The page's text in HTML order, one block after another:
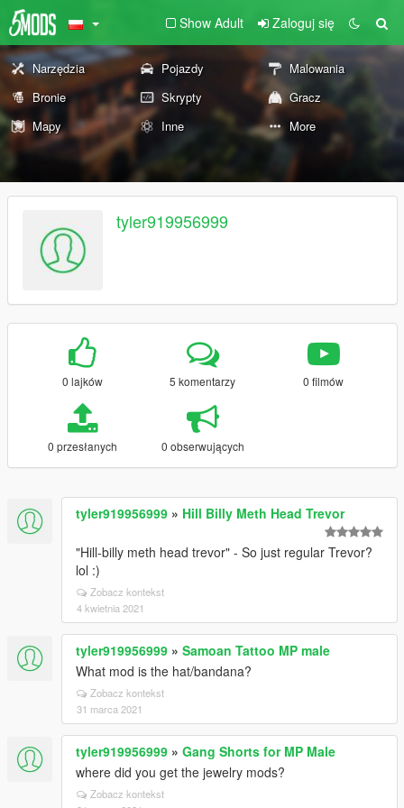
Show Adult Zaloguj się
Narzędzia Pojazdy
Malowania
Bronie
Skrypty
Gracz
Mapy
Inne More
tyler919956999
0 lajków 5 komentarzy 0 filmów
0 przesłanych 0 obserwujących
tyler919956999 » Hill Billy Meth Head Trevor
"Hill-billy meth head trevor" - So just regular Trevor?
lol :)
Zobacz kontekst
4 kwietnia 2021
tyler919956999 » Samoan Tattoo MP male
What mod is the hat/bandana?
Zobacz kontekst
31 marca 2021
tyler919956999 » Gang Shorts for MP Male
where did you get the jewelry mods?
Zobacz kontekst